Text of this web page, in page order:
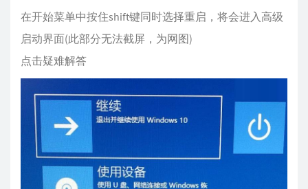
在开始菜单中按住shift键同时选择重启，将会进入高级
启动界面(此部分无法截屏，为网图)
点击疑难解答